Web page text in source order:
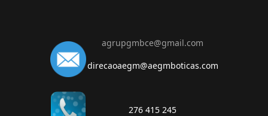
agrupgmbce@gmail.com
direcaoaegm@aegmboticas.com
276 415 245